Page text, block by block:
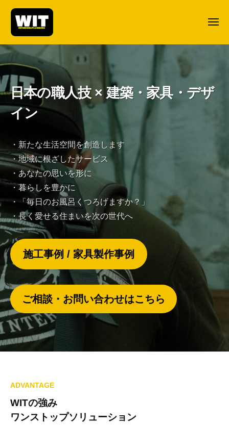
ン
ツ
へ
ス
株
式
会
社
W
I
リ
ー
ム
・
ー
シ
ョ
ン
家
具
制
作
メ
ー
日本の職人技 × 建築・家具・デザ
イン
・新たな生活空間を創造します
・地域に根ざしたサービス
・あなたの思いを形に
・暮らしを豊かに
・「毎日のお風呂くつろげますか？」
・長く愛せる住まいを次の世代へ
施工事例 / 家具製作事例
ご相談・お問い合わせはこちら
TOP
年
WIT
ADVANTAGE
WITの強み
ワンストップソリューション
式
会
社
W
I
T